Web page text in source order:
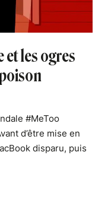
et les ogres
#MeToo
d’être mise en
disparu, puis